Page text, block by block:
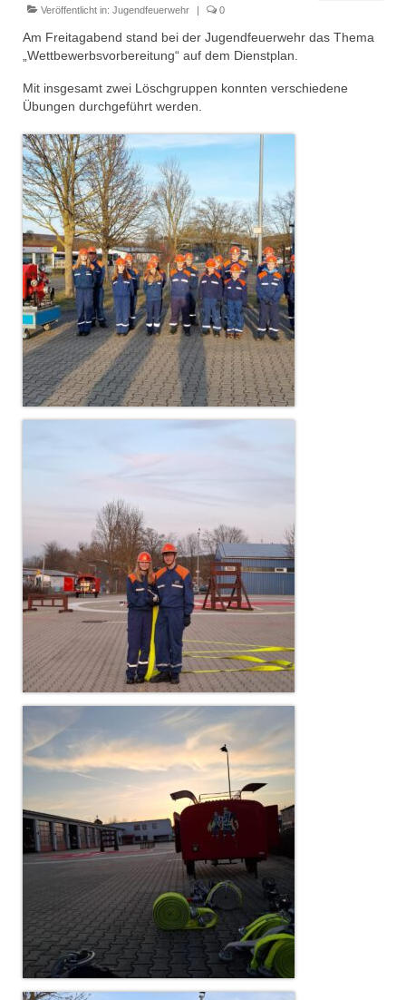
Dienstplan
Einsätze
Einsatzstichworte
Infos
Dienstplan
Gründung Jugendfeuerwehr 1996
25-jähriges Jubiläum Jugendfeuerwehr 2021
Kreiszeltlager 2023
Kinderfeuerwehr
Infos
Dienstplan
Katastrophenschutz
Dienstplan Dekon-Zug
KatS-Zug
Dienstplan KatS-Zug
10 Jahre KatS-Zug
Musikzug
Termine
Chronik des Musikzug
Christkindwiegen
Christkindwiegen 2024
Christkindwiegen 2023
Christkindwiegen 2022
Christkindwiegen 2021
Veröffentlicht in: Jugendfeuerwehr | 0
Am Freitagabend stand bei der Jugendfeuerwehr das Thema
„Wettbewerbsvorbereitung“ auf dem Dienstplan.
Mit insgesamt zwei Löschgruppen konnten verschiedene
Übungen durchgeführt werden.